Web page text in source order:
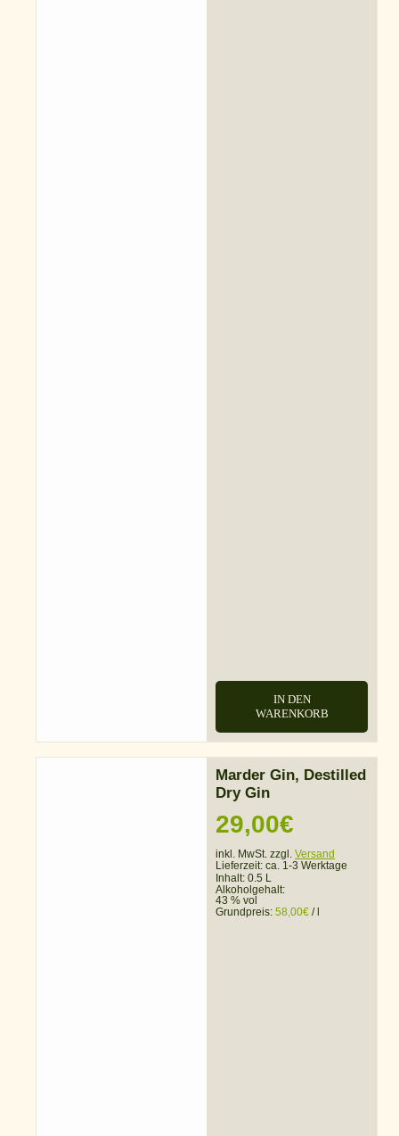
IN DEN
WARENKORB
Marder Gin, Destilled
Dry Gin
29,00€
inkl. MwSt. zzgl. Versand
Lieferzeit: ca. 1-3 Werktage
Inhalt: 0.5 L
Alkoholgehalt:
43 % vol
Grundpreis: 58,00€ /